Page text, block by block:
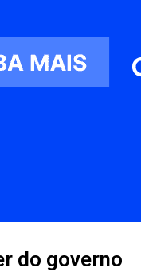
do governo